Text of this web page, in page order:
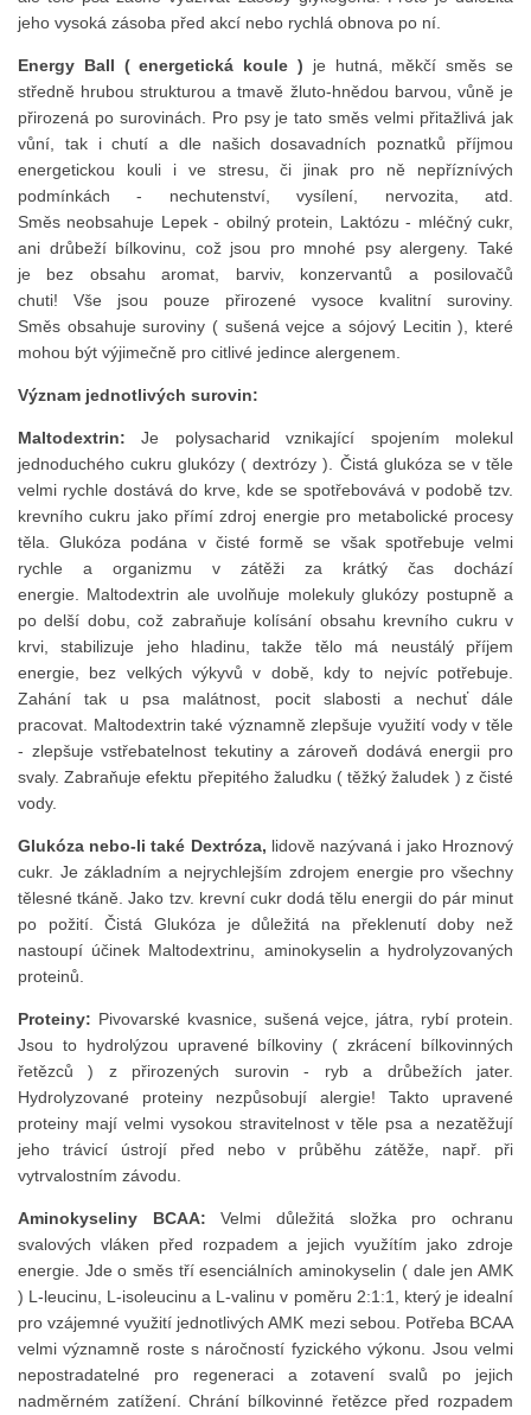
jeho vysoká zásoba před akcí nebo rychlá obnova po ní.
Energy Ball ( energetická koule ) je hutná, měkčí směs se
středně hrubou strukturou a tmavě žluto-hnědou barvou, vůně je
přirozená po surovinách. Pro psy je tato směs velmi přitažlivá jak
vůní, tak i chutí a dle našich dosavadních poznatků příjmou
energetickou kouli i ve stresu, či jinak pro ně nepříznívých
podmínkách - nechutenství, vysílení, nervozita, atd.
Směs neobsahuje Lepek - obilný protein, Laktózu - mléčný cukr,
ani drůbeží bílkovinu, což jsou pro mnohé psy alergeny. Také
je bez obsahu aromat, barviv, konzervantů a posilovačů
chuti! Vše jsou pouze přirozené vysoce kvalitní suroviny.
Směs obsahuje suroviny ( sušená vejce a sójový Lecitin ), které
mohou být výjimečně pro citlivé jedince alergenem.
Význam jednotlivých surovin:
Maltodextrin:Je polysacharid vznikající spojením molekul
jednoduchého cukru glukózy ( dextrózy ). Čistá glukóza se v těle
velmi rychle dostává do krve, kde se spotřebovává v podobě tzv.
krevního cukru jako přímí zdroj energie pro metabolické procesy
těla. Glukóza podána v čisté formě se však spotřebuje velmi
rychle a organizmu v zátěži za krátký čas dochází
energie. Maltodextrin ale uvolňuje molekuly glukózy postupně a
po delší dobu, což zabraňuje kolísání obsahu krevního cukru v
krvi, stabilizuje jeho hladinu, takže tělo má neustálý příjem
energie, bez velkých výkyvů v době, kdy to nejvíc potřebuje.
Zahání tak u psa malátnost, pocit slabosti a nechuť dále
pracovat. Maltodextrin také významně zlepšuje využití vody v těle
- zlepšuje vstřebatelnost tekutiny a zároveň dodává energii pro
svaly. Zabraňuje efektu přepitého žaludku ( těžký žaludek ) z čisté
vody.
Glukóza nebo-li také Dextróza, lidově nazývaná i jako Hroznový
cukr. Je základním a nejrychlejším zdrojem energie pro všechny
tělesné tkáně. Jako tzv. krevní cukr dodá tělu energii do pár minut
po požití. Čistá Glukóza je důležitá na překlenutí doby než
nastoupí účinek Maltodextrinu, aminokyselin a hydrolyzovaných
proteinů.
Proteiny: Pivovarské kvasnice, sušená vejce, játra, rybí protein.
Jsou to hydrolýzou upravené bílkoviny ( zkrácení bílkovinných
řetězců ) z přirozených surovin - ryb a drůbežích jater.
Hydrolyzované proteiny nezpůsobují alergie! Takto upravené
proteiny mají velmi vysokou stravitelnost v těle psa a nezatěžují
jeho trávicí ústrojí před nebo v průběhu zátěže, např. při
vytrvalostním závodu.
Aminokyseliny BCAA:Velmi důležitá složka pro ochranu
svalových vláken před rozpadem a jejich využítím jako zdroje
energie. Jde o směs tří esenciálních aminokyselin ( dale jen AMK
) L-leucinu, L-isoleucinu a L-valinu v poměru 2:1:1, který je idealní
pro vzájemné využití jednotlivých AMK mezi sebou. Potřeba BCAA
velmi významně roste s náročností fyzického výkonu. Jsou velmi
nepostradatelné pro regeneraci a zotavení svalů po jejich
nadměrném zatížení. Chrání bílkovinné řetězce před rozpadem